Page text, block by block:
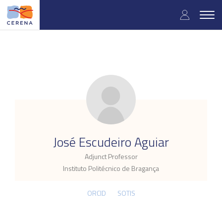
Skip
main
User
José Escudeiro Aguiar
Adjunct Professor
Instituto Politécnico de Bragança
ORCID SOTIS